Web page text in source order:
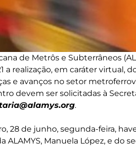
de Metrôs e Subterrâneos
a realização, em caráter virtual,
e avanços no setor
devem ser solicitadas à
.
28 de junho, segunda-feira,
ALAMYS, Manuela López, e do